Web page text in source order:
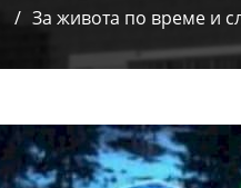
За живота по време и